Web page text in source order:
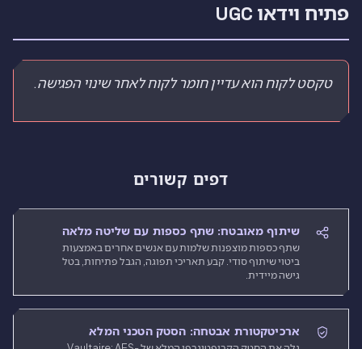
פתיח וידאו UGC
טקסט לקוח הוא עדיין חומר לקוח לאחר שינוי הפגישה.
דפים קשורים
שיתוף מאובטח: שתף כספות עם שליטה מלאה
שתף כספות מוצפנות שלמות עם אנשים אחרים באמצעות
ביטוי שיתוף סודי. קבע תאריכי תפוגה, הגבל פתיחות, בטל
גישה מיידית.
ארכיטקטורת אבטחה: הסטק הטכני המלא